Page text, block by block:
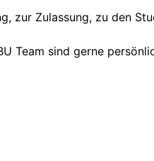
zur Zulassung, zu den
Team sind gerne